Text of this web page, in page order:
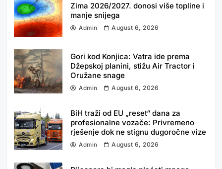
Zima 2026/2027. donosi više topline i
manje snijega
Admin August 6, 2026
Gori kod Konjica: Vatra ide prema
Džepskoj planini, stižu Air Tractor i
Oružane snage
Admin August 6, 2026
BiH traži od EU „reset“ dana za
profesionalne vozače: Privremeno
rješenje dok ne stignu dugoročne vize
Admin August 6, 2026